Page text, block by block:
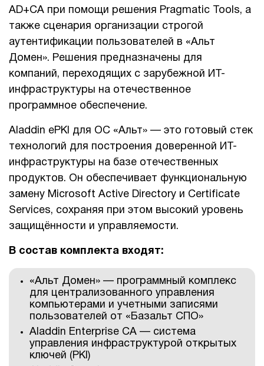
AD+CA при помощи решения Pragmatic Tools, а
также сценария организации строгой
аутентификации пользователей в «Альт
Домен». Решения предназначены для
компаний, переходящих с зарубежной ИТ-
инфраструктуры на отечественное
программное обеспечение.
Aladdin ePKI для ОС «Альт» — это готовый стек
технологий для построения доверенной ИТ-
инфраструктуры на базе отечественных
продуктов. Он обеспечивает функциональную
замену Microsoft Active Directory и Certificate
Services, сохраняя при этом высокий уровень
защищённости и управляемости.
В состав комплекта входят:
«Альт Домен» — программный комплекс
для централизованного управления
компьютерами и учетными записями
пользователей от «Базальт СПО»
Aladdin Enterprise CA — система
управления инфраструктурой открытых
ключей (PKI)